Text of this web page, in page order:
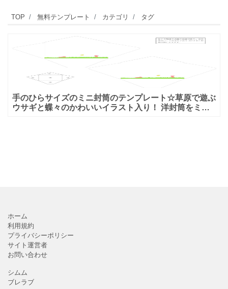
TOP 無料テンプレート カテゴリ タグ
手のひらサイズのミニ封筒のテンプレート☆草原で遊ぶ
ウサギと蝶々のかわいいイラスト入り！ 洋封筒をミニ
ホーム
利用規約
プライバシーポリシー
サイト運営者
お問い合わせ
シムム
ブレラブ